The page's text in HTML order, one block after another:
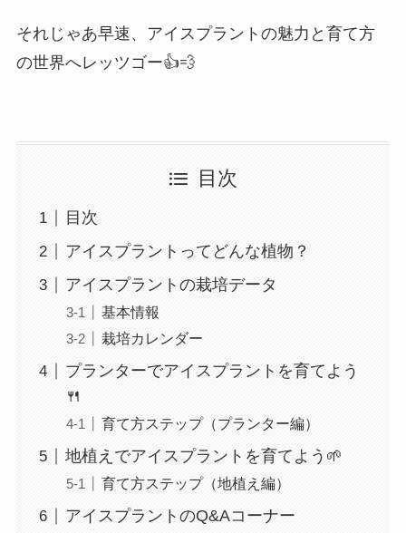
それじゃあ早速、アイスプラントの魅力と育て方
の世界へレッツゴー👍💨
目次
目次
アイスプラントってどんな植物？
アイスプラントの栽培データ
基本情報
栽培カレンダー
プランターでアイスプラントを育てよう
🍴
育て方ステップ（プランター編）
地植えでアイスプラントを育てよう🌱
育て方ステップ（地植え編）
アイスプラントのQ&Aコーナー